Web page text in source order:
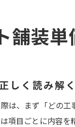
舗装
しく読み解
は、まず「どの
項目ごとに内容